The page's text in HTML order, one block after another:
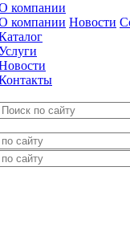
компании
компании Новости